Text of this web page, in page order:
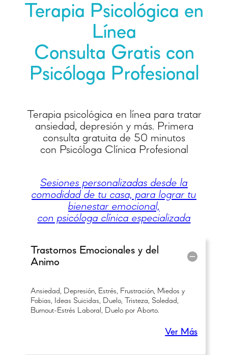
Terapia Psicológica en
Línea
Consulta Gratis con
Psicóloga Profesional
Terapia psicológica en línea para tratar
ansiedad, depresión y más. Primera
consulta gratuita de 50 minutos
con Psicóloga Clínica Profesional
Sesiones personalizadas desde la
comodidad de tu casa, para lograr tu
bienestar emocional,
con psicóloga clínica especializada
Trastornos Emocionales y del
Animo
Ansiedad, Depresión, Estrés, Frustración, Miedos y
Fobias, Ideas Suicidas, Duelo, Tristeza, Soledad,
Burnout-Estrés Laboral, Duelo por Aborto.
Ver Más